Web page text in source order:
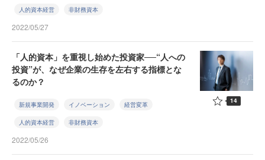
人的資本経営 非財務資本
2022/05/27
「人的資本」を重視し始めた投資家──“人への
投資”が、なぜ企業の生存を左右する指標とな
るのか？
新規事業開発 イノベーション 経営変革
人的資本経営 非財務資本
2022/05/26
14